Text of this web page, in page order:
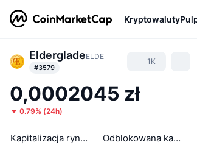
Kryptowaluty
EldergladeELDE
#3579
1K
0,0002045 zł
0.79% (24h)
Kapitalizacja rynkowa Odblokowana kap.